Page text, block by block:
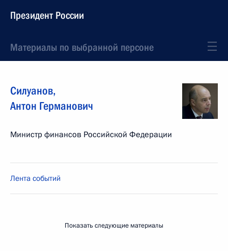
Президент России
Материалы по выбранной персоне
Силуанов,
Антон Германович
Министр финансов Российской Федерации
Лента событий
Показать следующие материалы